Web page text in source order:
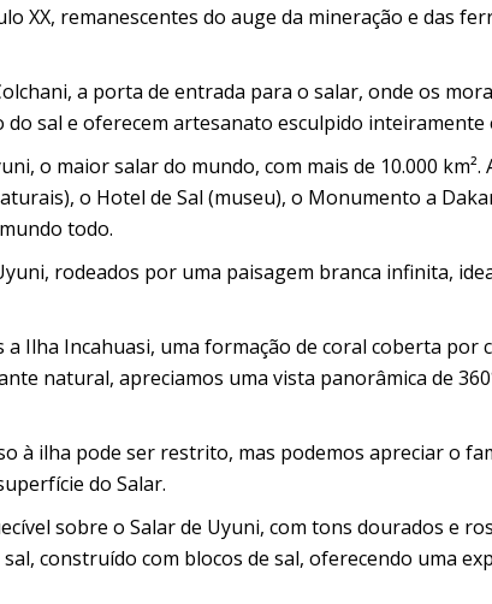
XX, remanescentes do auge da mineração e das
a porta de entrada para o salar, onde os
sal e oferecem artesanato esculpido inteiramente
o maior salar do mundo, com mais de 10.000 km².
o Hotel de Sal (museu), o Monumento a
todo.
rodeados por uma paisagem branca infinita,
Ilha Incahuasi, uma formação de coral coberta por
natural, apreciamos uma vista panorâmica de
à ilha pode ser restrito, mas podemos apreciar o
do Salar.
sobre o Salar de Uyuni, com tons dourados e
construído com blocos de sal, oferecendo uma